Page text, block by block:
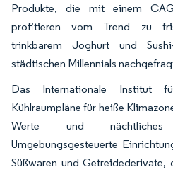
Produkte, die mit einem
profitieren vom Trend zu
trinkbarem Joghurt und
städtischen Millennials
Das Internationale Institut
Kühlraumpläne für heiße
Werte und nächtliches
Umgebungsgesteuerte
Süßwaren und